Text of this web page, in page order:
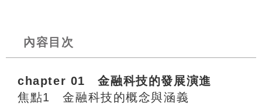
內容目次
chapter 01 金融科技的發展演進
焦點1 金融科技的概念與涵義